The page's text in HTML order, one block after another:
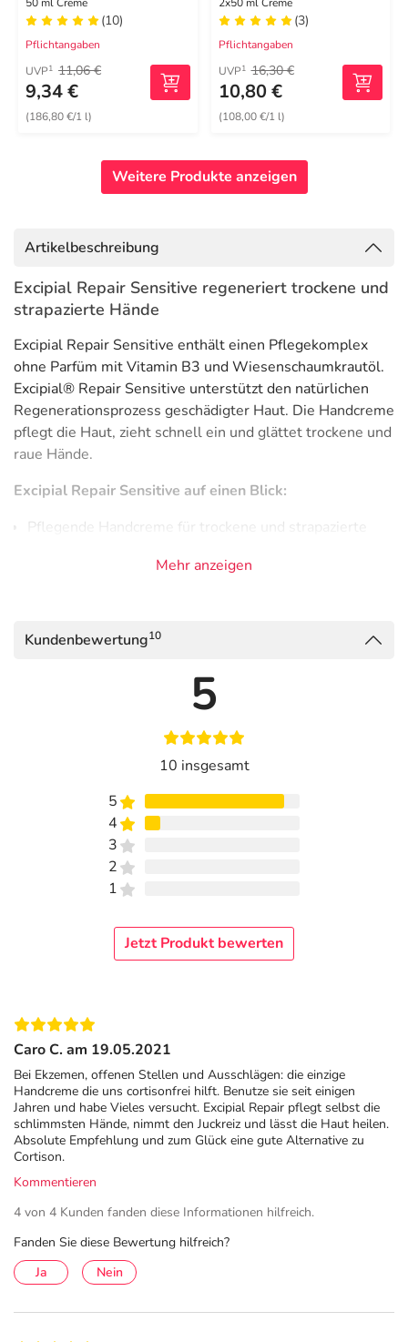
(10)
Pflichtangaben
UVP1 11,06 €
9,34 €
(186,80 €/1 l)
regenerierende
Handcreme(3)
Pflichtangaben
UVP1 16,30 €
10,80 €
(108,00 €/1 l)
Weitere Produkte anzeigen
Artikelbeschreibung
Excipial Repair Sensitive regeneriert trockene und
strapazierte Hände
Excipial Repair Sensitive enthält einen Pflegekomplex
ohne Parfüm mit Vitamin B3 und Wiesenschaumkrautöl.
Excipial® Repair Sensitive unterstützt den natürlichen
Regenerationsprozess geschädigter Haut. Die Handcreme
pflegt die Haut, zieht schnell ein und glättet trockene und
raue Hände.
Excipial Repair Sensitive auf einen Blick:
Pflegende Handcreme für trockene und strapazierte
Unterstützt den natürlichen Regenerationsprozess der
Auch im Nahrungsmittelbereich anwendbar.
Ohne Farb- und Duftstoffe.
Lipidgehalt: 29 %, O/W-Emulsion.
Sie haben Fragen zu diesem Produkt? Vereinbaren Sie
einen Termin bei unseren Expert:innen für eine
Excipial Repair Sensitive Anwendung
Excipial Repair Sensitive sollte täglich nach der Arbeit
und/oder über Nacht aufgetragen werden.
sollten die Hände mit einem milden
Reinigungsmittel (z. B. Excipial Clean) gesäubert
Tragen Sie die pflegende Handcreme auf den
Handrücken auf.
Reiben Sie zunächst Ihre Handrücken
gegeneinander und massieren Sie das Präparat dann
sorgfältig ein.
Vergessen Sie dabei nicht die Fingerspitzen, die
Fingerzwischenräume und die Handgelenke.
Inhaltsstoffe
Paraffinum Liquidum, Glycerin, Ethylhexyl Palmitate,
Squalane, Cetearyl Alcohol, Panthenol, Niacinamide,
Ceteth-10, Steareth-20, Dimethicone, Tocopherol,
Disodium EDTA, Polyaminopropyl Biguanide, Sodium
Mehr anzeigen
Kundenbewertung10
5
10 insgesamt
5
4
3
2
1
Jetzt Produkt bewerten
Caro C. am 19.05.2021
Bei Ekzemen, offenen Stellen und Ausschlägen: die einzige
Handcreme die uns cortisonfrei hilft. Benutze sie seit einigen
Jahren und habe Vieles versucht. Excipial Repair pflegt selbst die
schlimmsten Hände, nimmt den Juckreiz und lässt die Haut heilen.
Absolute Empfehlung und zum Glück eine gute Alternative zu
Cortison.
Kommentieren
4 von 4 Kunden fanden diese Informationen hilfreich.
Fanden Sie diese Bewertung hilfreich?
Ja
Nein